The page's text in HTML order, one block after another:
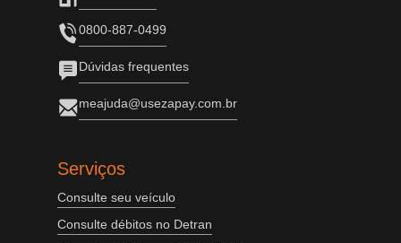
0800-887-0499
Dúvidas frequentes
meajuda@usezapay.com.br
Serviços
Consulte seu veículo
Consulte débitos no Detran